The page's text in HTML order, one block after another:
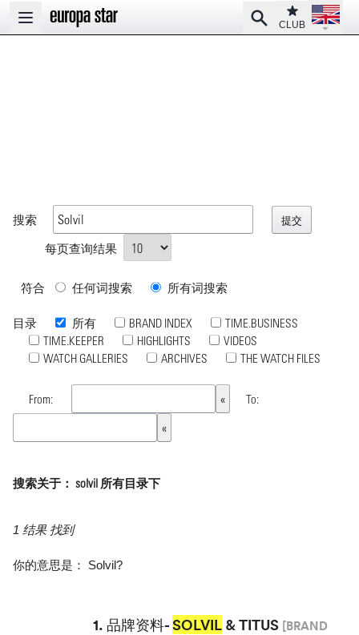
Open main menu
SearchClub
CLUB
Open
搜索
每页查询结果
符合 任何词搜索 所有词搜索
目录 所有 BRAND INDEX
TIME.BUSINESS
TIME.KEEPER
HIGHLIGHTS
VIDEOS
WATCH GALLERIES
ARCHIVES THE WATCH FILES
From: To:
搜索关于： solvil 所有目录下
1 结果 找到
你的意思是： Solvil?
1. 品牌资料-SOLVIL & TITUS [BRAND